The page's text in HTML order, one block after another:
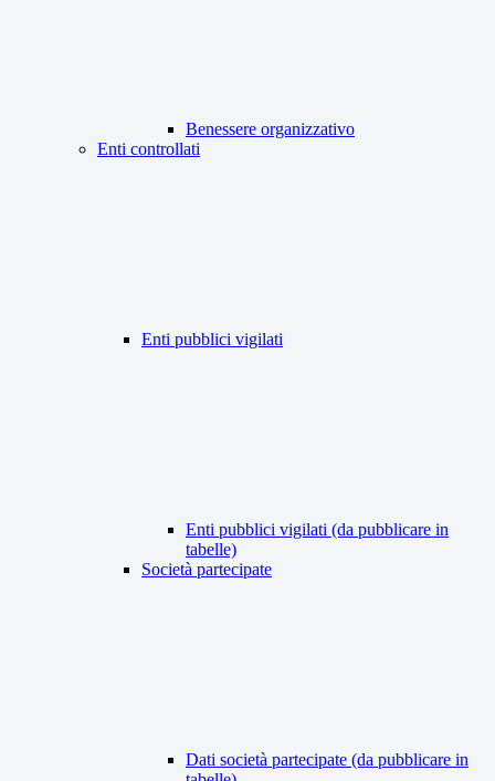
Benessere organizzativo
Enti controllati
Enti pubblici vigilati
Enti pubblici vigilati (da pubblicare in
tabelle)
Società partecipate
Dati società partecipate (da pubblicare in